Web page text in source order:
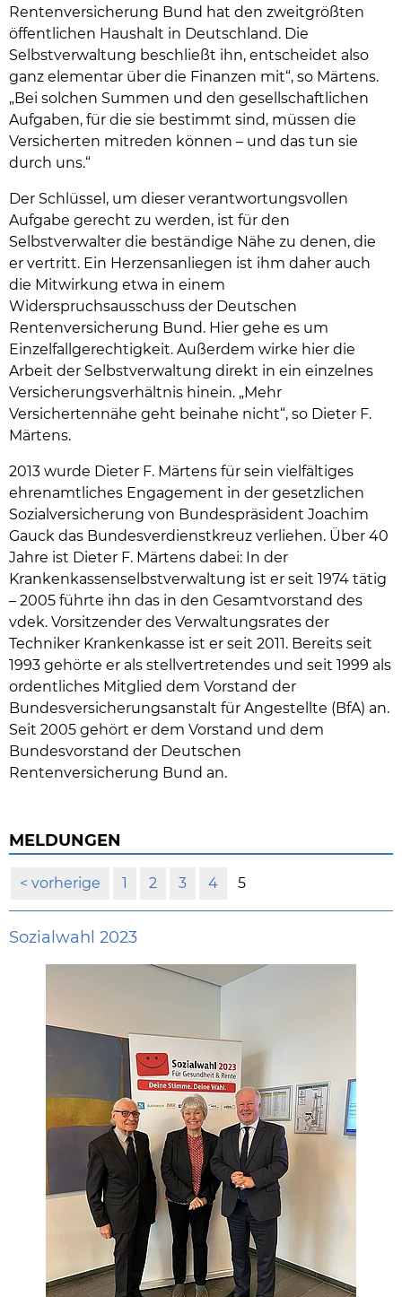
Rentenversicherung Bund hat den zweitgrößten
öffentlichen Haushalt in Deutschland. Die
Selbstverwaltung beschließt ihn, entscheidet also
ganz elementar über die Finanzen mit“, so Märtens.
„Bei solchen Summen und den gesellschaftlichen
Aufgaben, für die sie bestimmt sind, müssen die
Versicherten mitreden können – und das tun sie
durch uns.“
Der Schlüssel, um dieser verantwortungsvollen
Aufgabe gerecht zu werden, ist für den
Selbstverwalter die beständige Nähe zu denen, die
er vertritt. Ein Herzensanliegen ist ihm daher auch
die Mitwirkung etwa in einem
Widerspruchsausschuss der Deutschen
Rentenversicherung Bund. Hier gehe es um
Einzelfallgerechtigkeit. Außerdem wirke hier die
Arbeit der Selbstverwaltung direkt in ein einzelnes
Versicherungsverhältnis hinein. „Mehr
Versichertennähe geht beinahe nicht“, so Dieter F.
Märtens.
2013 wurde Dieter F. Märtens für sein vielfältiges
ehrenamtliches Engagement in der gesetzlichen
Sozialversicherung von Bundespräsident Joachim
Gauck das Bundesverdienstkreuz verliehen. Über 40
Jahre ist Dieter F. Märtens dabei: In der
Krankenkassenselbstverwaltung ist er seit 1974 tätig
– 2005 führte ihn das in den Gesamtvorstand des
vdek. Vorsitzender des Verwaltungsrates der
Techniker Krankenkasse ist er seit 2011. Bereits seit
1993 gehörte er als stellvertretendes und seit 1999 als
ordentliches Mitglied dem Vorstand der
Bundesversicherungsanstalt für Angestellte (BfA) an.
Seit 2005 gehört er dem Vorstand und dem
Bundesvorstand der Deutschen
Rentenversicherung Bund an.
MELDUNGEN
vorherige 1 2 3 4 5
Sozialwahl 2023